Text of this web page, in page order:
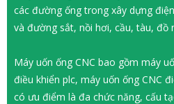
các đường ống trong xây dựng
và đường sắt, nồi hơi, cầu, tàu, đồ
Máy uốn ống CNC bao gồm máy
điều khiển plc, máy uốn ống CNC
có ưu điểm là đa chức năng, cấu